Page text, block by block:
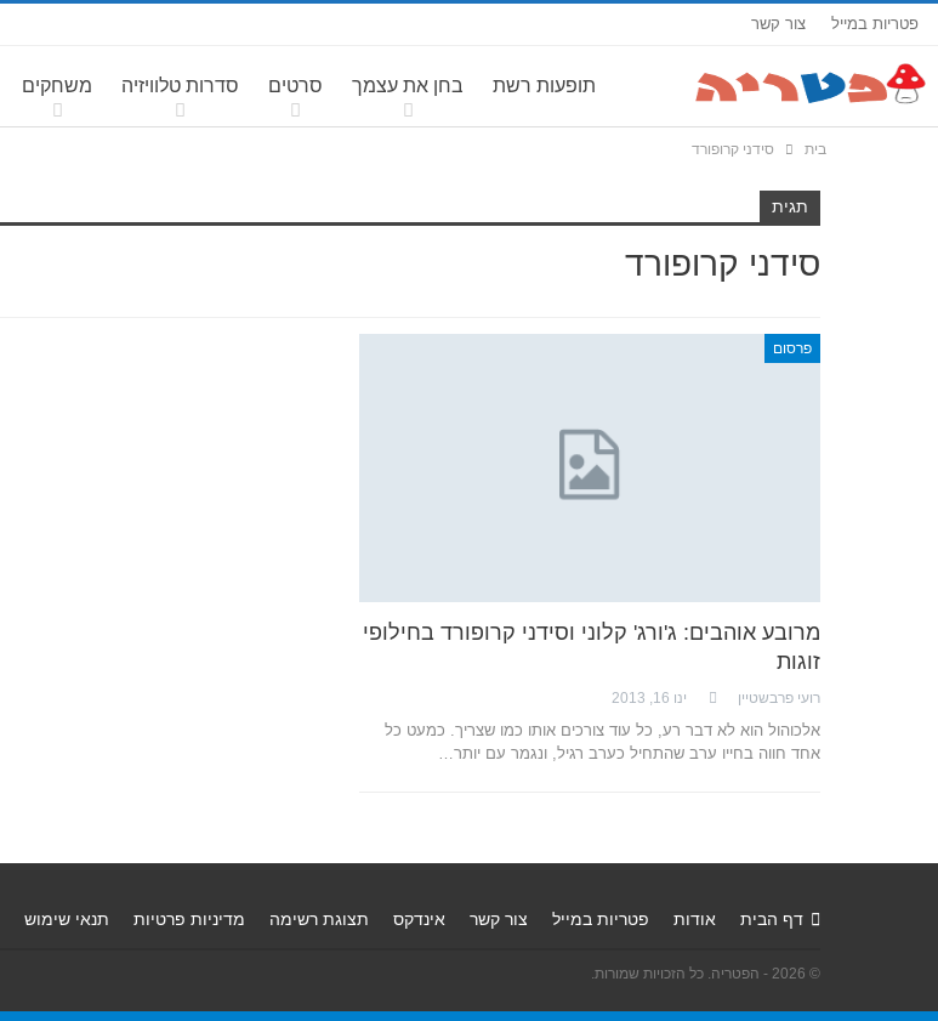
פטריות במייל צור קשר
תופעות רשת בחן את עצמך סרטים סדרות טלוויזיה משחקים
בית סידני קרופורד
תגית
סידני קרופורד
פרסום
מרובע אוהבים: ג'ורג' קלוני וסידני קרופורד בחילופי
זוגות
רועי פרבשטיין ינו 16, 2013
אלכוהול הוא לא דבר רע, כל עוד צורכים אותו כמו שצריך. כמעט כל
אחד חווה בחייו ערב שהתחיל כערב רגיל, ונגמר עם יותר…
דף הבית אודות פטריות במייל צור קשר אינדקס תצוגת רשימה מדיניות פרטיות תנאי שימוש
© 2026 - הפטריה. כל הזכויות שמורות.